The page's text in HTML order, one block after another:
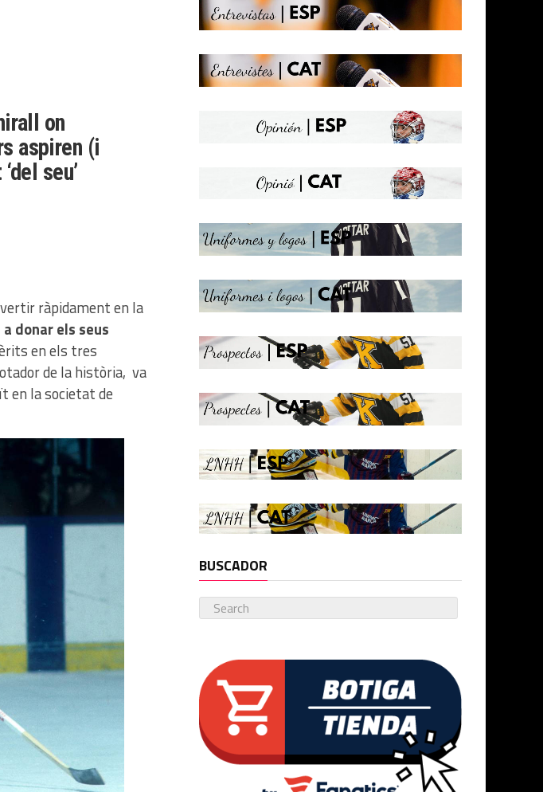
on
aspiren (i
seu’
ràpidament en la
donar els seus
en els tres
de la història, va
en la societat de
BUSCADOR